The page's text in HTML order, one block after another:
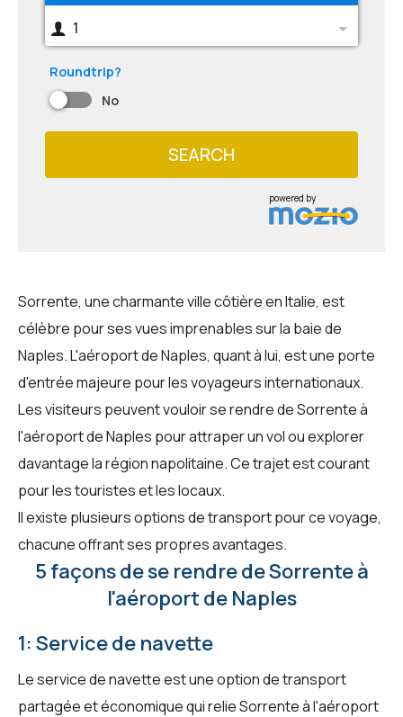
1
Roundtrip?
No
SEARCH
powered by
Sorrente, une charmante ville côtière en Italie, est
célèbre pour ses vues imprenables sur la baie de
Naples. L'aéroport de Naples, quant à lui, est une porte
d'entrée majeure pour les voyageurs internationaux.
Les visiteurs peuvent vouloir se rendre de Sorrente à
l'aéroport de Naples pour attraper un vol ou explorer
davantage la région napolitaine. Ce trajet est courant
pour les touristes et les locaux.
Il existe plusieurs options de transport pour ce voyage,
chacune offrant ses propres avantages.
5 façons de se rendre de Sorrente à
l'aéroport de Naples
1: Service de navette
Le service de navette est une option de transport
partagée et économique qui relie Sorrente à l'aéroport